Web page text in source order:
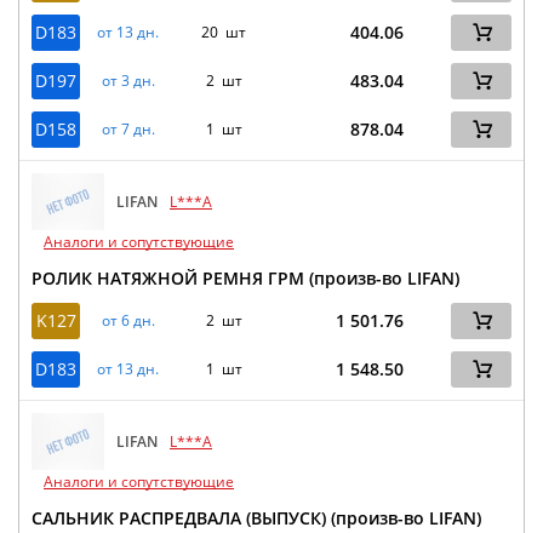
D183 от 13 дн. 20 шт 404.06
D197 от 3 дн. 2 шт 483.04
D158 от 7 дн. 1 шт 878.04
LIFAN
L***A
Аналоги и сопутствующие
РОЛИК НАТЯЖНОЙ РЕМНЯ ГРМ (произв-во LIFAN)
K127
от 6 дн. 2 шт 1 501.76
D183 от 13 дн. 1 шт 1 548.50
LIFAN
L***A
Аналоги и сопутствующие
САЛЬНИК РАСПРЕДВАЛА (ВЫПУСК) (произв-во LIFAN)